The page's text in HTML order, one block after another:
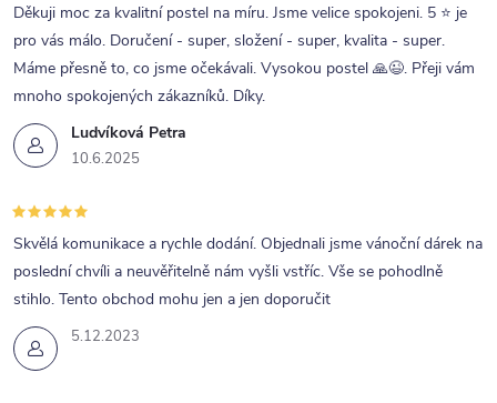
Ludvíková Petra
10.6.2025
Děkuji moc za kvalitní postel na míru. Jsme velice spokojeni. 5 ⭐ je
pro vás málo. Doručení - super, složení - super, kvalita - super.
Máme přesně to, co jsme očekávali. Vysokou postel 🙏😉. Přeji vám
mnoho spokojených zákazníků. Díky.
5.12.2023
Skvělá komunikace a rychle dodání. Objednali jsme vánoční dárek na
poslední chvíli a neuvěřitelně nám vyšli vstříc. Vše se pohodlně
stihlo. Tento obchod mohu jen a jen doporučit